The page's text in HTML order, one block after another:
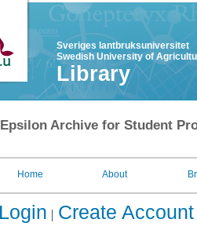
Sveriges lantbruksuniversitet
Swedish University of
Library
Epsilon Archive for Student
Home About
Login Create Account